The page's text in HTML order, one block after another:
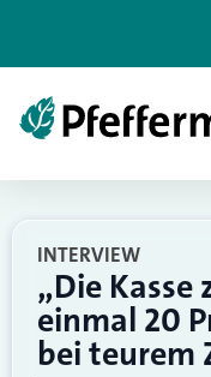
INTERVIEW
„Die
einmal 20
bei teurem